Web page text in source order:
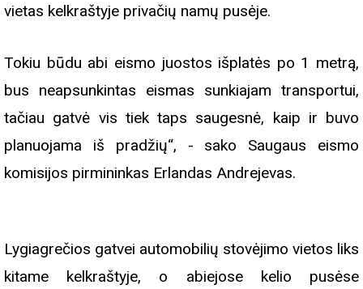
vietas kelkraštyje privačių namų pusėje.
Tokiu būdu abi eismo juostos išplatės po 1 metrą,
bus neapsunkintas eismas sunkiajam transportui,
tačiau gatvė vis tiek taps saugesnė, kaip ir buvo
planuojama iš pradžių“, - sako Saugaus eismo
komisijos pirmininkas Erlandas Andrejevas.
Lygiagrečios gatvei automobilių stovėjimo vietos liks
kitame kelkraštyje, o abiejose kelio pusėse